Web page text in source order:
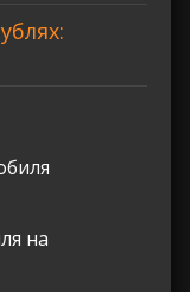
на